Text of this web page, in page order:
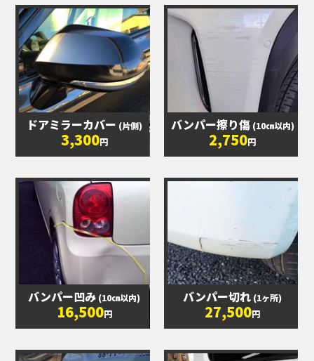
ドアミラーカバー (片側)
3,300円
バンパー擦り傷 (10㎝以内)
2,750円
バンパー凹み (10㎝以内)
16,500円
バンパー切れ (1ヶ所)
27,500円